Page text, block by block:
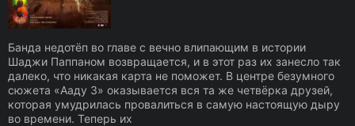
Банда недотёп во главе с вечно влипающим в истории
Шаджи Паппаном возвращается, и в этот раз их занесло так
далеко, что никакая карта не поможет. В центре безумного
сюжета «Ааду 3» оказывается вся та же четвёрка друзей,
которая умудрилась провалиться в самую настоящую дыру
во времени. Теперь их